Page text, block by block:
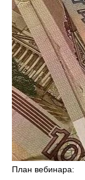
План вебинара: